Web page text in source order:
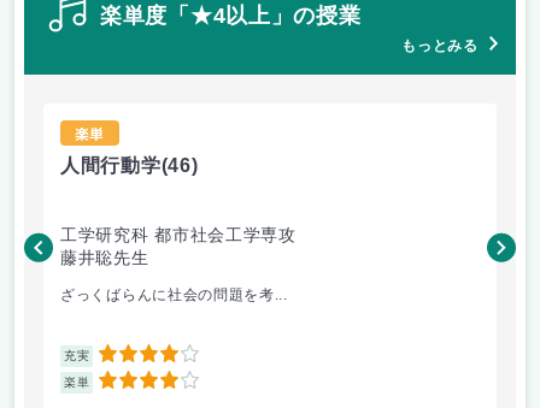
楽単度「★4以上」の授業
もっとみる
楽単
人間行動学(46)
工学研究科 都市社会工学専攻
藤井聡先生
ざっくばらんに社会の問題を考...
充実 4
楽単 4
藤